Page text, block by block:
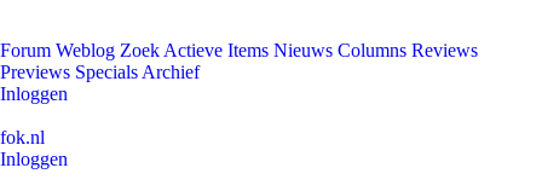
Forum Weblog Zoek Actieve Items Nieuws Columns Reviews
Previews Specials Archief
Inloggen
fok.nl
Inloggen